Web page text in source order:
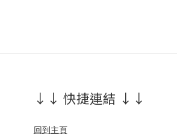
↓↓ 快捷連結 ↓↓
回到主頁